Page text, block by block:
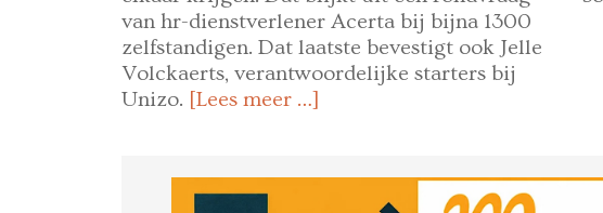
van hr-dienstverlener Acerta bij bijna 1300
zelfstandigen. Dat laatste bevestigt ook Jelle
Volckaerts, verantwoordelijke starters bij
Unizo. [Lees meer …]